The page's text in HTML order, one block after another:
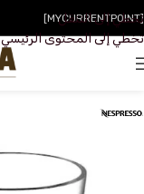
تخطي إلى التنقل
تخطي إلى المحتوى الرئيسي
[MYCURRENTPOINT]